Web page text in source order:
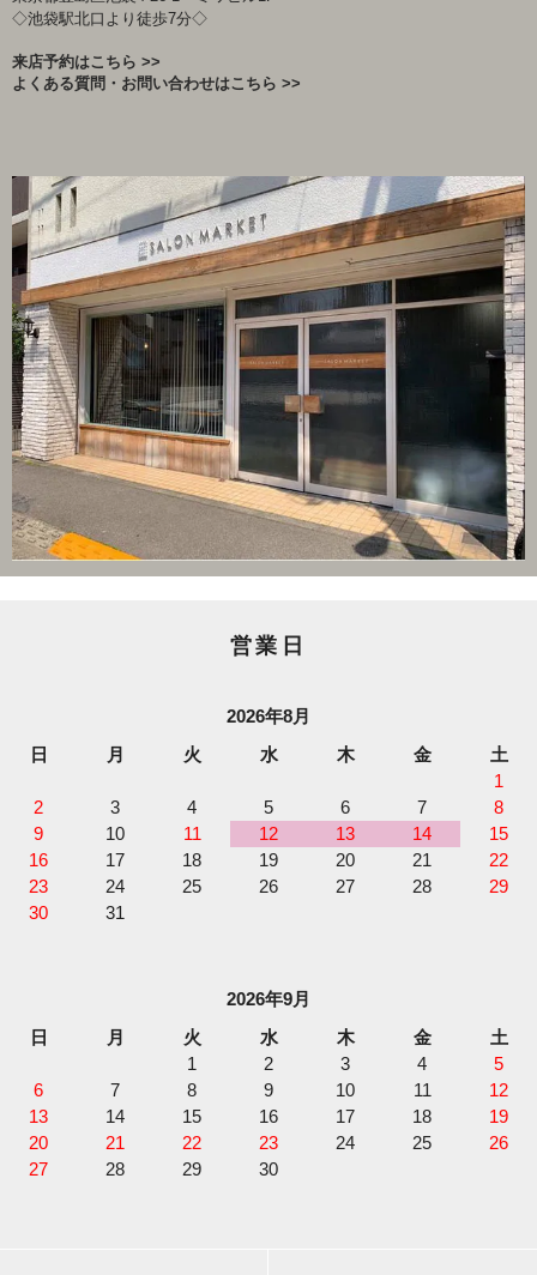
◇池袋駅北口より徒歩7分◇
来店予約はこちら >>
よくある質問・お問い合わせはこちら >>
営業日
2026年8月
日
月 火 水 木 金
土
1
2
3 4 5 6 7
8
9
10 11 12 13 14
15
16
17 18 19 20 21
22
23
24 25 26 27 28
29
30
31
2026年9月
日
月 火 水 木 金
土
1
2 3 4
5
6
7 8 9 10 11
12
13
14 15 16 17 18
19
20
21 22 23 24 25
26
27
28 29 30